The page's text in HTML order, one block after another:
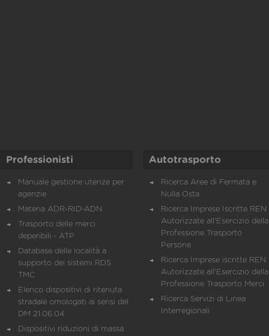
Professionisti
Manuale gestione utenze per
agenzie
Materia ADR-RID-ADN
Trasporto delle merci
deperibili - ATP
Database delle località a
supporto dei sistemi RDS
TMC
Elenco dispositivi di ritenuta
stradale omologati ai sensi del
DM 21.06.04
Dispositivi riduzioni di massa
Autotrasporto
Ricerca Aree di Fermata e
Nulla Osta
Ricerca Imprese Iscritte REN
Autorizzate all'Esercizio della
Professione Trasporto
Persone
Ricerca Imprese iscritte REN
Autorizzate all'Esercizio della
Professione Trasporto Merci
Ricerca Servizi di Linea
Interregionali